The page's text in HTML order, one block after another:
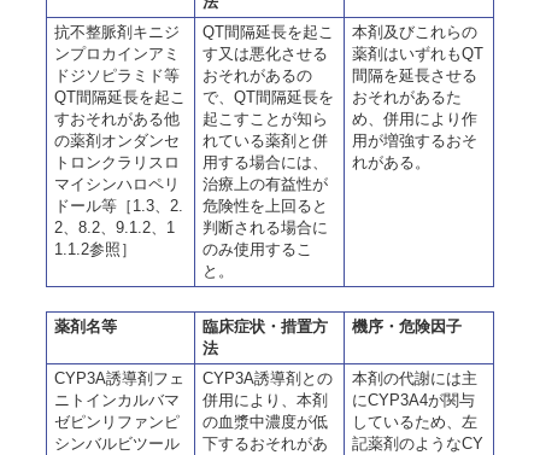
抗不整脈剤キニジ
ンプロカインアミ
ドジソピラミド等
QT間隔延長を起こ
すおそれがある他
の薬剤オンダンセ
トロンクラリスロ
マイシンハロペリ
ドール等［1.3、2.
2、8.2、9.1.2、1
1.1.2参照］
QT間隔延長を起こ
す又は悪化させる
おそれがあるの
で、QT間隔延長を
起こすことが知ら
れている薬剤と併
用する場合には、
治療上の有益性が
危険性を上回ると
判断される場合に
のみ使用するこ
と。
本剤及びこれらの
薬剤はいずれもQT
間隔を延長させる
おそれがあるた
め、併用により作
用が増強するおそ
れがある。
薬剤名等
臨床症状・措置方
法
機序・危険因子
CYP3A誘導剤フェ
ニトインカルバマ
ゼピンリファンピ
シンバルビツール
CYP3A誘導剤との
併用により、本剤
の血漿中濃度が低
下するおそれがあ
本剤の代謝には主
にCYP3A4が関与
しているため、左
記薬剤のようなCY